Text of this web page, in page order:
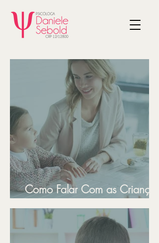
Como Falar Com as Crianças
Sobre Temas Difíceis?